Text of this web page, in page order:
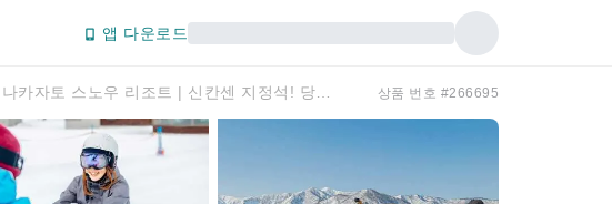
앱 다운로드
상품 번호 #266695